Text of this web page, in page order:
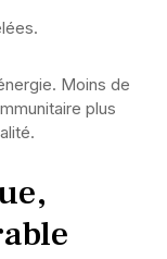
Moins de
plus